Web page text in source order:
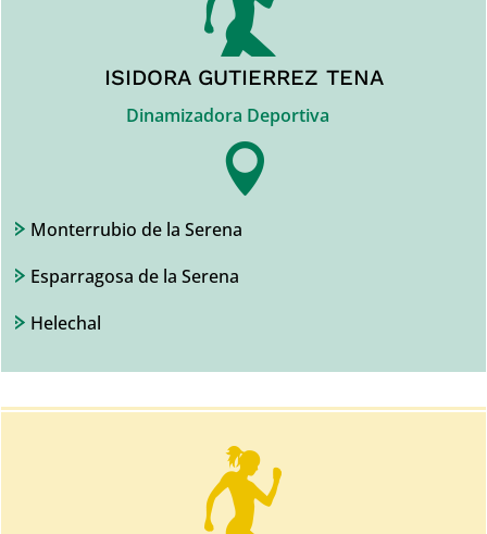
ISIDORA GUTIERREZ TENA
Dinamizadora Deportiva

Monterrubio de la Serena
Esparragosa de la Serena
Helechal